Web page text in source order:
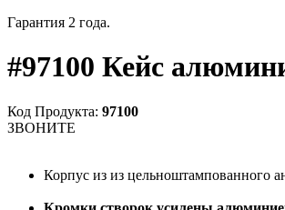
Гарантия 2 года.
#97100 Кейс
Код Продукта: 97100
ЗВОНИТЕ
Корпус из из цельноштампованного